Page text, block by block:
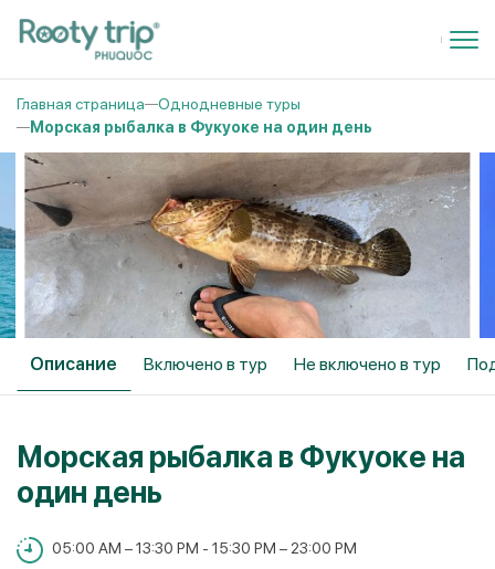
Главная страница
Однодневные туры
Морская рыбалка в Фукуоке на один день
Описание Включено в тур Не включено в тур
Морская рыбалка в Фукуоке на
один день
05:00 AM – 13:30 PM - 15:30 PM – 23:00 PM